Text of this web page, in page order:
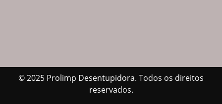
© 2025 Prolimp Desentupidora. Todos os direitos
reservados.